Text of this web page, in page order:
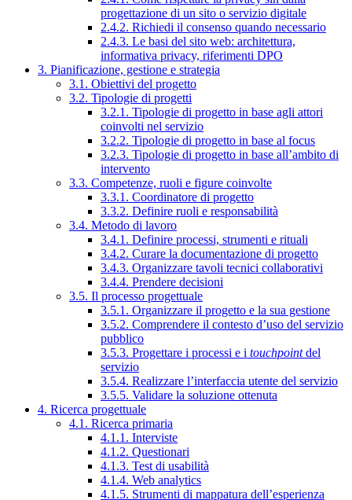
progettazione di un sito o servizio digitale
2.4.2. Richiedi il consenso quando necessario
2.4.3. Le basi del sito web: architettura,
informativa privacy, riferimenti DPO
3. Pianificazione, gestione e strategia
3.1. Obiettivi del progetto
3.2. Tipologie di progetti
3.2.1. Tipologie di progetto in base agli attori
coinvolti nel servizio
3.2.2. Tipologie di progetto in base al focus
3.2.3. Tipologie di progetto in base all’ambito di
intervento
3.3. Competenze, ruoli e figure coinvolte
3.3.1. Coordinatore di progetto
3.3.2. Definire ruoli e responsabilità
3.4. Metodo di lavoro
3.4.1. Definire processi, strumenti e rituali
3.4.2. Curare la documentazione di progetto
3.4.3. Organizzare tavoli tecnici collaborativi
3.4.4. Prendere decisioni
3.5. Il processo progettuale
3.5.1. Organizzare il progetto e la sua gestione
3.5.2. Comprendere il contesto d’uso del servizio
pubblico
3.5.3. Progettare i processi e i touchpointdel
servizio
3.5.4. Realizzare l’interfaccia utente del servizio
3.5.5. Validare la soluzione ottenuta
4. Ricerca progettuale
4.1. Ricerca primaria
4.1.1. Interviste
4.1.2. Questionari
4.1.3. Test di usabilità
4.1.4. Web analytics
4.1.5. Strumenti di mappatura dell’esperienza